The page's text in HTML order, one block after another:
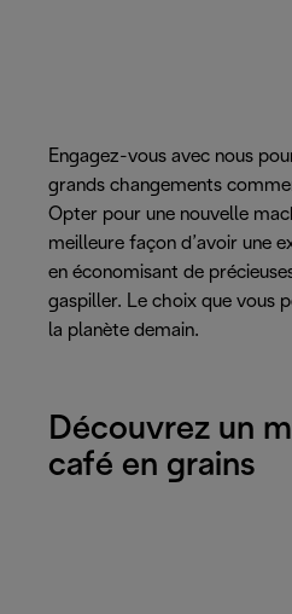
Engagez-vous avec nous
grands changements
Opter pour une nouvelle
meilleure façon d’avoir une
en économisant de
gaspiller. Le choix que vous
la planète demain.
Découvrez un
café en grains